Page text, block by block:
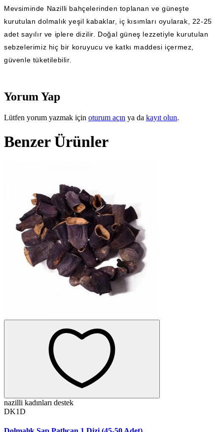
Mevsiminde Nazilli bahçelerinden toplanan ve güneşte
kurutulan dolmalık yeşil kabaklar, iç kısımları oyularak, 22-25
adet sayılır ve iplere dizilir. Doğal güneş lezzetiyle kurutulan
sebzelerimiz hiç bir koruyucu ve katkı maddesi içermez,
güvenle tüketilebilir.
Yorum Yap
Lütfen yorum yazmak için oturum açın ya da kayıt olun.
Benzer Ürünler
nazilli kadınları destek
DK1D